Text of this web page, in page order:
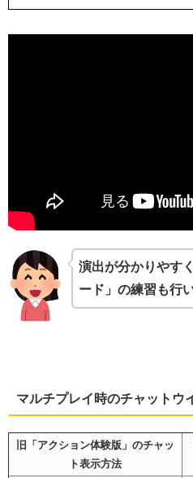
演出が分かりやす
ード」の練習も行
マルチプレイ時のチャットウ
旧「アクション体験版」のチャッ
ト表示方法